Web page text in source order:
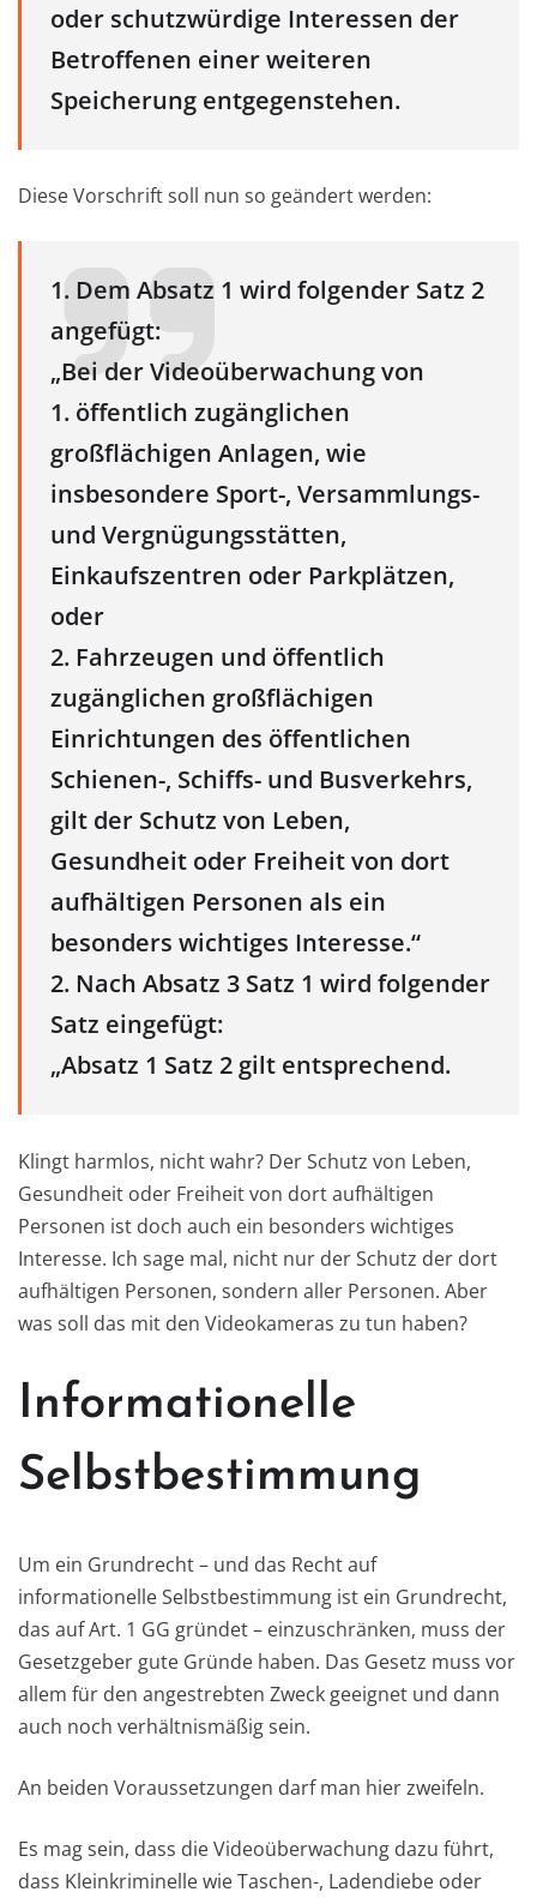
oder schutzwürdige Interessen der
Betroffenen einer weiteren
Speicherung entgegenstehen.
Diese Vorschrift soll nun so geändert werden:
1. Dem Absatz 1 wird folgender Satz 2
angefügt:
„Bei der Videoüberwachung von
1. öffentlich zugänglichen
großflächigen Anlagen, wie
insbesondere Sport-, Versammlungs-
und Vergnügungsstätten,
Einkaufszentren oder Parkplätzen,
oder
2. Fahrzeugen und öffentlich
zugänglichen großflächigen
Einrichtungen des öffentlichen
Schienen-, Schiffs- und Busverkehrs,
gilt der Schutz von Leben,
Gesundheit oder Freiheit von dort
aufhältigen Personen als ein
besonders wichtiges Interesse.“
2. Nach Absatz 3 Satz 1 wird folgender
Satz eingefügt:
„Absatz 1 Satz 2 gilt entsprechend.
Klingt harmlos, nicht wahr? Der Schutz von Leben,
Gesundheit oder Freiheit von dort aufhältigen
Personen ist doch auch ein besonders wichtiges
Interesse. Ich sage mal, nicht nur der Schutz der dort
aufhältigen Personen, sondern aller Personen. Aber
was soll das mit den Videokameras zu tun haben?
Informationelle
Selbstbestimmung
Um ein Grundrecht – und das Recht auf
informationelle Selbstbestimmung ist ein Grundrecht,
das auf Art. 1 GG gründet – einzuschränken, muss der
Gesetzgeber gute Gründe haben. Das Gesetz muss vor
allem für den angestrebten Zweck geeignet und dann
auch noch verhältnismäßig sein.
An beiden Voraussetzungen darf man hier zweifeln.
Es mag sein, dass die Videoüberwachung dazu führt,
dass Kleinkriminelle wie Taschen-, Ladendiebe oder